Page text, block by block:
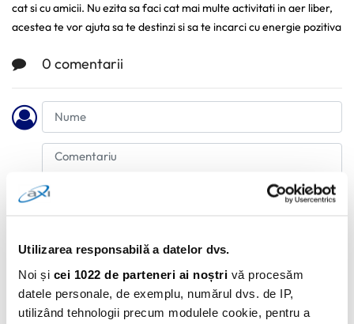
Utilizarea responsabilă a datelor dvs.
Noi și cei 1022 de parteneri ai noștri vă procesăm
datele personale, de exemplu, numărul dvs. de IP,
utilizând tehnologii precum modulele cookie, pentru a
cat si cu amicii. Nu ezita sa faci cat mai multe activitati in aer liber,
acestea te vor ajuta sa te destinzi si sa te incarci cu energie pozitiva
0 comentarii
Adauga Comentariu